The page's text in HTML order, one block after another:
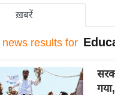
ख़बरें
news results for